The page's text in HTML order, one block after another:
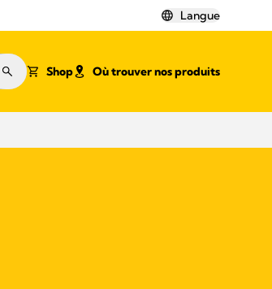
Langue
Shop Où trouver nos produits